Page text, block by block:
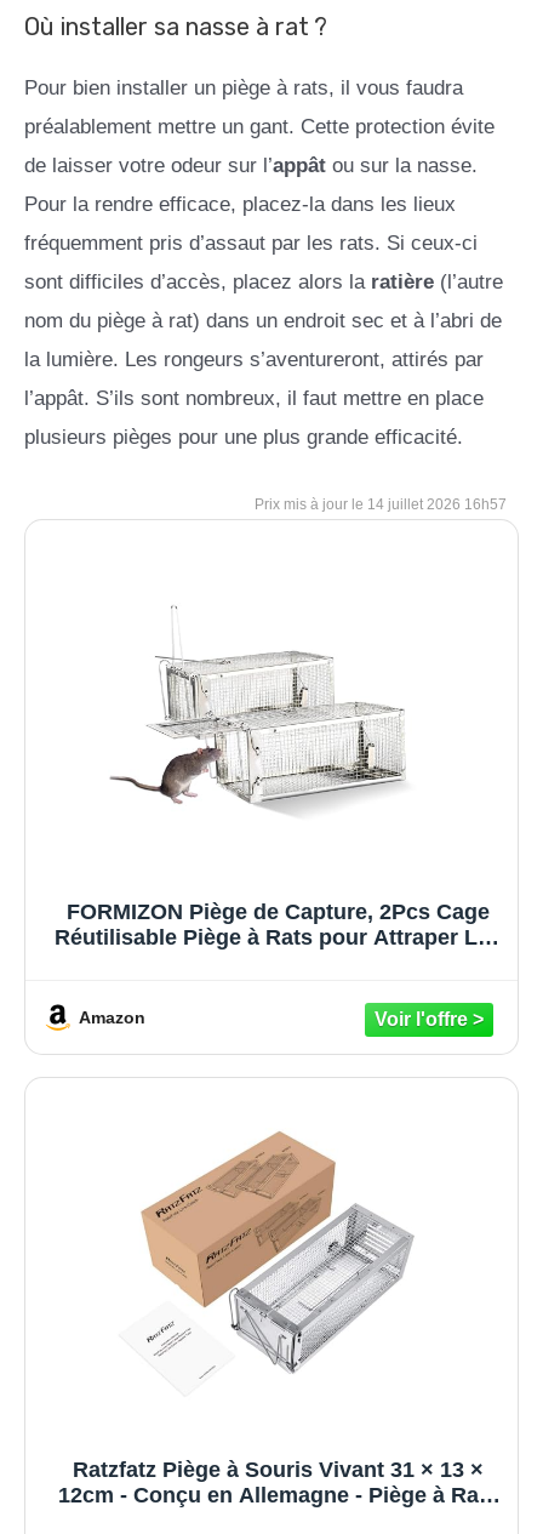
Où installer sa nasse à rat ?
Pour bien installer un piège à rats, il vous faudra
préalablement mettre un gant. Cette protection évite
de laisser votre odeur sur l’appât ou sur la nasse.
Pour la rendre efficace, placez-la dans les lieux
fréquemment pris d’assaut par les rats. Si ceux-ci
sont difficiles d’accès, placez alors la ratière (l’autre
nom du piège à rat) dans un endroit sec et à l’abri de
la lumière. Les rongeurs s’aventureront, attirés par
l’appât. S’ils sont nombreux, il faut mettre en place
plusieurs pièges pour une plus grande efficacité.
14 juillet 2026 16h57
FORMIZON Piège de Capture, 2Pcs Cage
Réutilisable Piège à Rats pour Attraper Les
Amazon
Ratzfatz Piège à Souris Vivant 31 × 13 ×
12cm - Conçu en Allemagne - Piège à Rats